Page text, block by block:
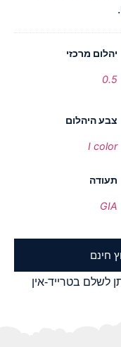
יהלום מרכזי
0.5
צבע היהלום
I color
תעודה
GIA
חינם
לשלם בטרייד-אין